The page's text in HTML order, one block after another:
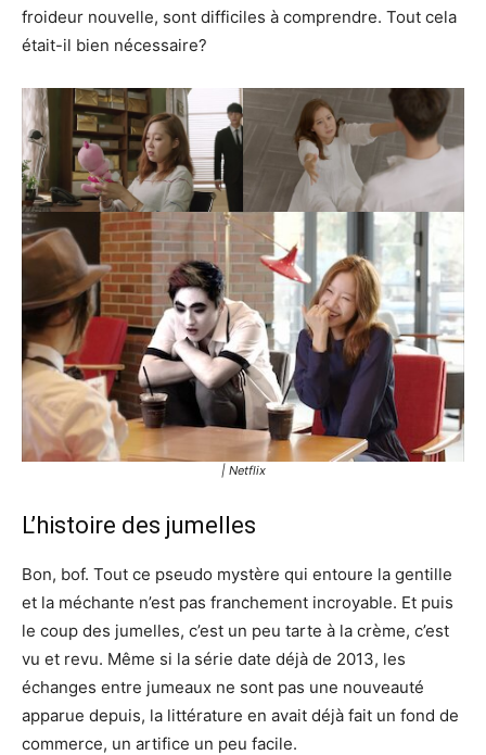
froideur nouvelle, sont difficiles à comprendre. Tout cela
était-il bien nécessaire?
| Netflix
L’histoire des jumelles
Bon, bof. Tout ce pseudo mystère qui entoure la gentille
et la méchante n’est pas franchement incroyable. Et puis
le coup des jumelles, c’est un peu tarte à la crème, c’est
vu et revu. Même si la série date déjà de 2013, les
échanges entre jumeaux ne sont pas une nouveauté
apparue depuis, la littérature en avait déjà fait un fond de
commerce, un artifice un peu facile.